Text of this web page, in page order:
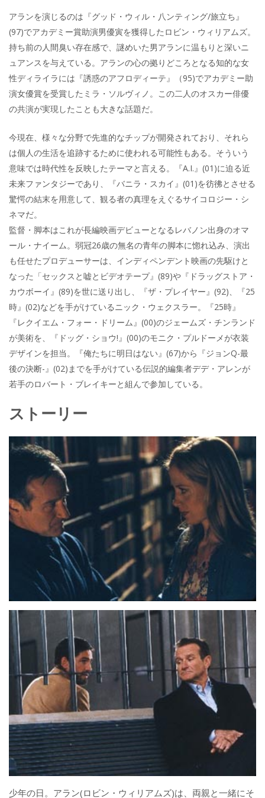
アランを演じるのは『グッド・ウィル・八ンティング/旅立ち』
(97)でアカデミー賞助演男優寅を獲得したロビン・ウィリアムズ。
持ち前の人間臭い存在感で、謎めいた男アランに温もりと深いニ
ュアンスを与えている。アランの心の拠りどころとなる知的な女
性ディライラには『誘惑のアフロディーテ』（95)でアカデミー助
演女優賞を受賞したミラ・ソルヴィノ。この二人のオスカー俳優
の共演が実現したことも大きな話題だ。
今現在、様々な分野で先進的なチップが開発されており、それら
は個人の生活を追跡するために使われる可能性もある。そういう
意味では時代性を反映したテーマと言える。『A.I.』(01)に迫る近
未来ファンタジーであり、『バニラ・スカイ』(01)を彷彿とさせる
驚愕の結末を用意して、観る者の真理をえぐるサイコロジー・シ
ネマだ。
監督・脚本はこれが長編映画デビューとなるレバノン出身のオマ
ール・ナイーム。弱冠26歳の無名の青年の脚本に惚れ込み、演出
も任せたプロデューサーは、インディペンデント映画の先駆けと
なった「セックスと嘘とビデオテープ』(89)や『ドラッグストア・
カウボーイ』(89)を世に送り出し、『ザ・プレイヤー』(92)、『25
時』(02)などを手がけているニック・ウェクスラー。『25時』
『レクイエム・フォー・ドリーム』(00)のジェームズ・チンランド
が美術を、『ドッグ・ショウ!』(00)のモニク・プルドーメが衣装
デザインを担当。『俺たちに明日はない』(67)から『ジョンQ-最
後の決断-』(02)までを手がけている伝説的編集者デデ・アレンが
若手のロバート・ブレイキーと組んで参加している。
ストーリー
少年の日。アラン(ロビン・ウィリアムズ)は、両親と一緒にそ